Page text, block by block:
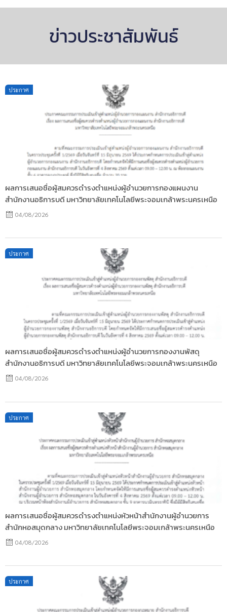
ข่าวประชาสัมพันธ์
ประกาศ
ผลการเสนอชื่อผู้สมควรดำรงตำแหน่งผู้อำนวยการกองแผนงาน
สำนักงานอธิการบดี มหาวิทยาลัยเทคโนโลยีพระจอมเกล้าพระนครเหนือ
Posted
04/08/2026
ประกาศ
ผลการเสนอชื่อผู้สมควรดำรงตำแหน่งผู้อำนวยการกองงานพัสดุ
สำนักงานอธิการบดี มหาวิทยาลัยเทคโนโลยีพระจอมเกล้าพระนครเหนือ
Posted
04/08/2026
ประกาศ
ผลการเสนอชื่อผู้สมควรดำรงตำแหน่งหัวหน้าสำนักงานผู้อำนวยการ
สำนักหอสมุดกลาง มหาวิทยาลัยเทคโนโลยีพระจอมเกล้าพระนครเหนือ
Posted
04/08/2026
ประกาศ
Posted